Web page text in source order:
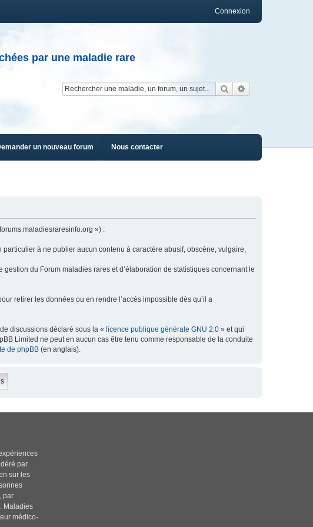
Connexion
par une maladie rare
Rechercher
un nouveau forum Nous contacter
») :
à ne publier aucun contenu à caractère abusif, obscène, vulgaire,
du Forum maladies rares et d’élaboration de statistiques concernant le
retirer les données ou en rendre l’accès impossible dès qu’il a
discussions déclaré sous la « licence publique générale GNU 2.0 » et qui
Limited ne peut en aucun cas être tenu comme responsable de la conduite
de phpBB (en anglais).
par
sur les
par
Maladies
médico-